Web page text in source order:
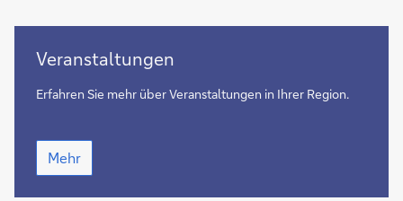
Veranstaltungen
Veranstaltungen
Erfahren Sie mehr über Veranstaltungen in Ihrer Region.
Veranstaltungen
Mehr